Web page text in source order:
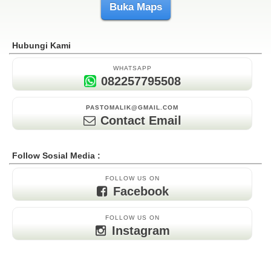
Buka Maps
Hubungi Kami
WHATSAPP
082257795508
PASTOMALIK@GMAIL.COM
Contact Email
Follow Sosial Media :
FOLLOW US ON
Facebook
FOLLOW US ON
Instagram